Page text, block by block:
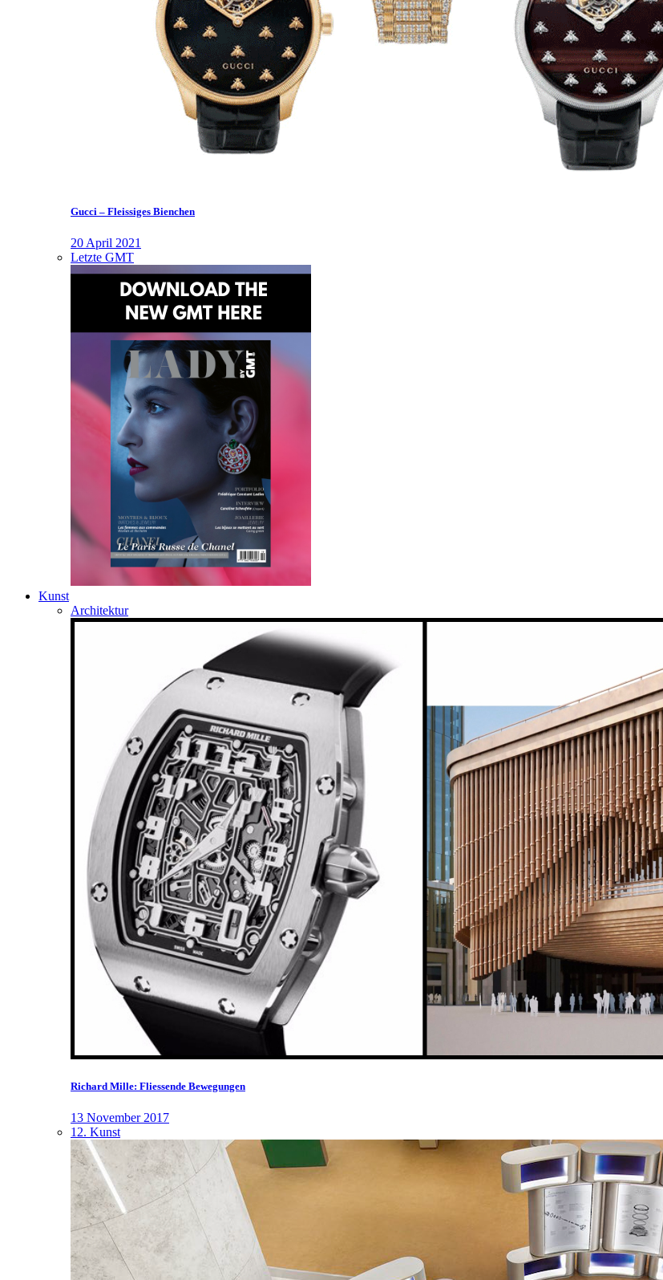
Gucci – Fleissiges Bienchen
20 April 2021
Letzte GMT
Kunst
Architektur
Richard Mille: Fliessende Bewegungen
13 November 2017
12. Kunst